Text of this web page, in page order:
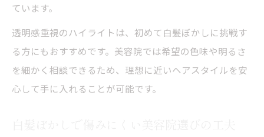
ています。
透明感重視のハイライトは、初めて白髪ぼかしに挑戦す
る方にもおすすめです。美容院では希望の色味や明るさ
を細かく相談できるため、理想に近いヘアスタイルを安
心して手に入れることが可能です。